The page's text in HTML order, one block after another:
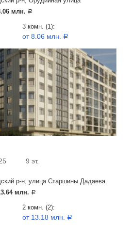
млн. a
3 комн. (1):
от 8.06 млн. a
9 эт.
р-н, улица Старшины Дадаева
млн. a
2 комн. (2):
от 13.18 млн. a